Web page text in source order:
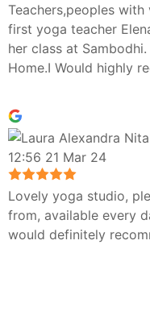
Teachers,peoples
first yoga teacher
her class at
Home.I Would highly
12:56 21 Mar 24
Lovely yoga studio,
from, available every
would definitely